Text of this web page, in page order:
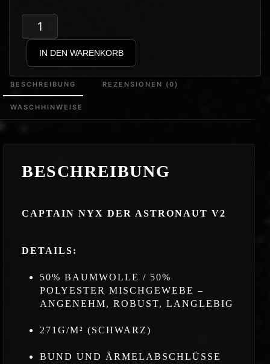
Captain
Nyx
Der
Astronaut
v2
IN DEN WARENKORB
BESCHREIBUNG REZENSIONEN (0)
WASCHHINWEISE
BESCHREIBUNG
CAPTAIN NYX DER ASTRONAUT V2
DETAILS:
50% BAUMWOLLE / 50%
POLYESTER MISCHGEWEBE –
ANGENEHM, ROBUST, LANGLEBIG
271G/M² (SCHWARZ)
BUND UND ÄRMELABSCHLÜSSE